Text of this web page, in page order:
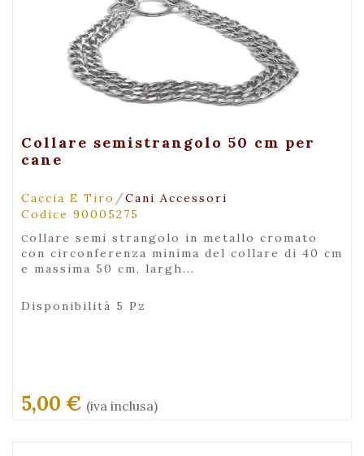
+ Visualizza
Collare semistrangolo 50 cm per
cane
Caccia E Tiro /Cani Accessori
Codice 90005275
collare semi strangolo in metallo cromato
con circonferenza minima del collare di 40 cm
e massima 50 cm, largh...
Disponibilità 5 Pz
5,00 € (iva inclusa)